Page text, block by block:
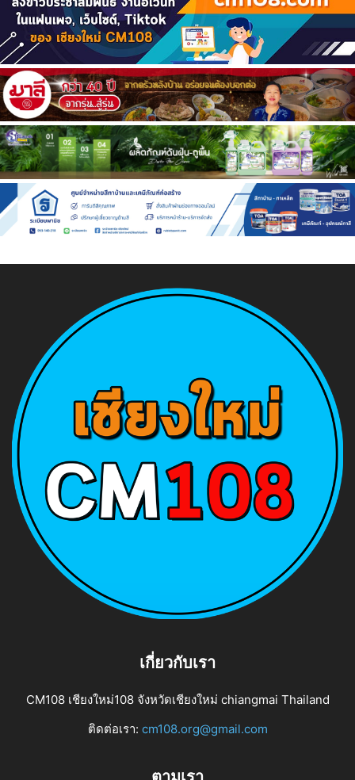
เกี่ยวกับเรา
CM108 เชียงใหม่108 จังหวัดเชียงใหม่ chiangmai Thailand
ติดต่อเรา: cm108.org@gmail.com